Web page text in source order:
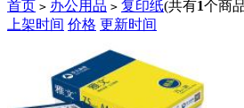
首页 > 办公用品 > 复印纸(共有1个商
上架时间 价格 更新时间